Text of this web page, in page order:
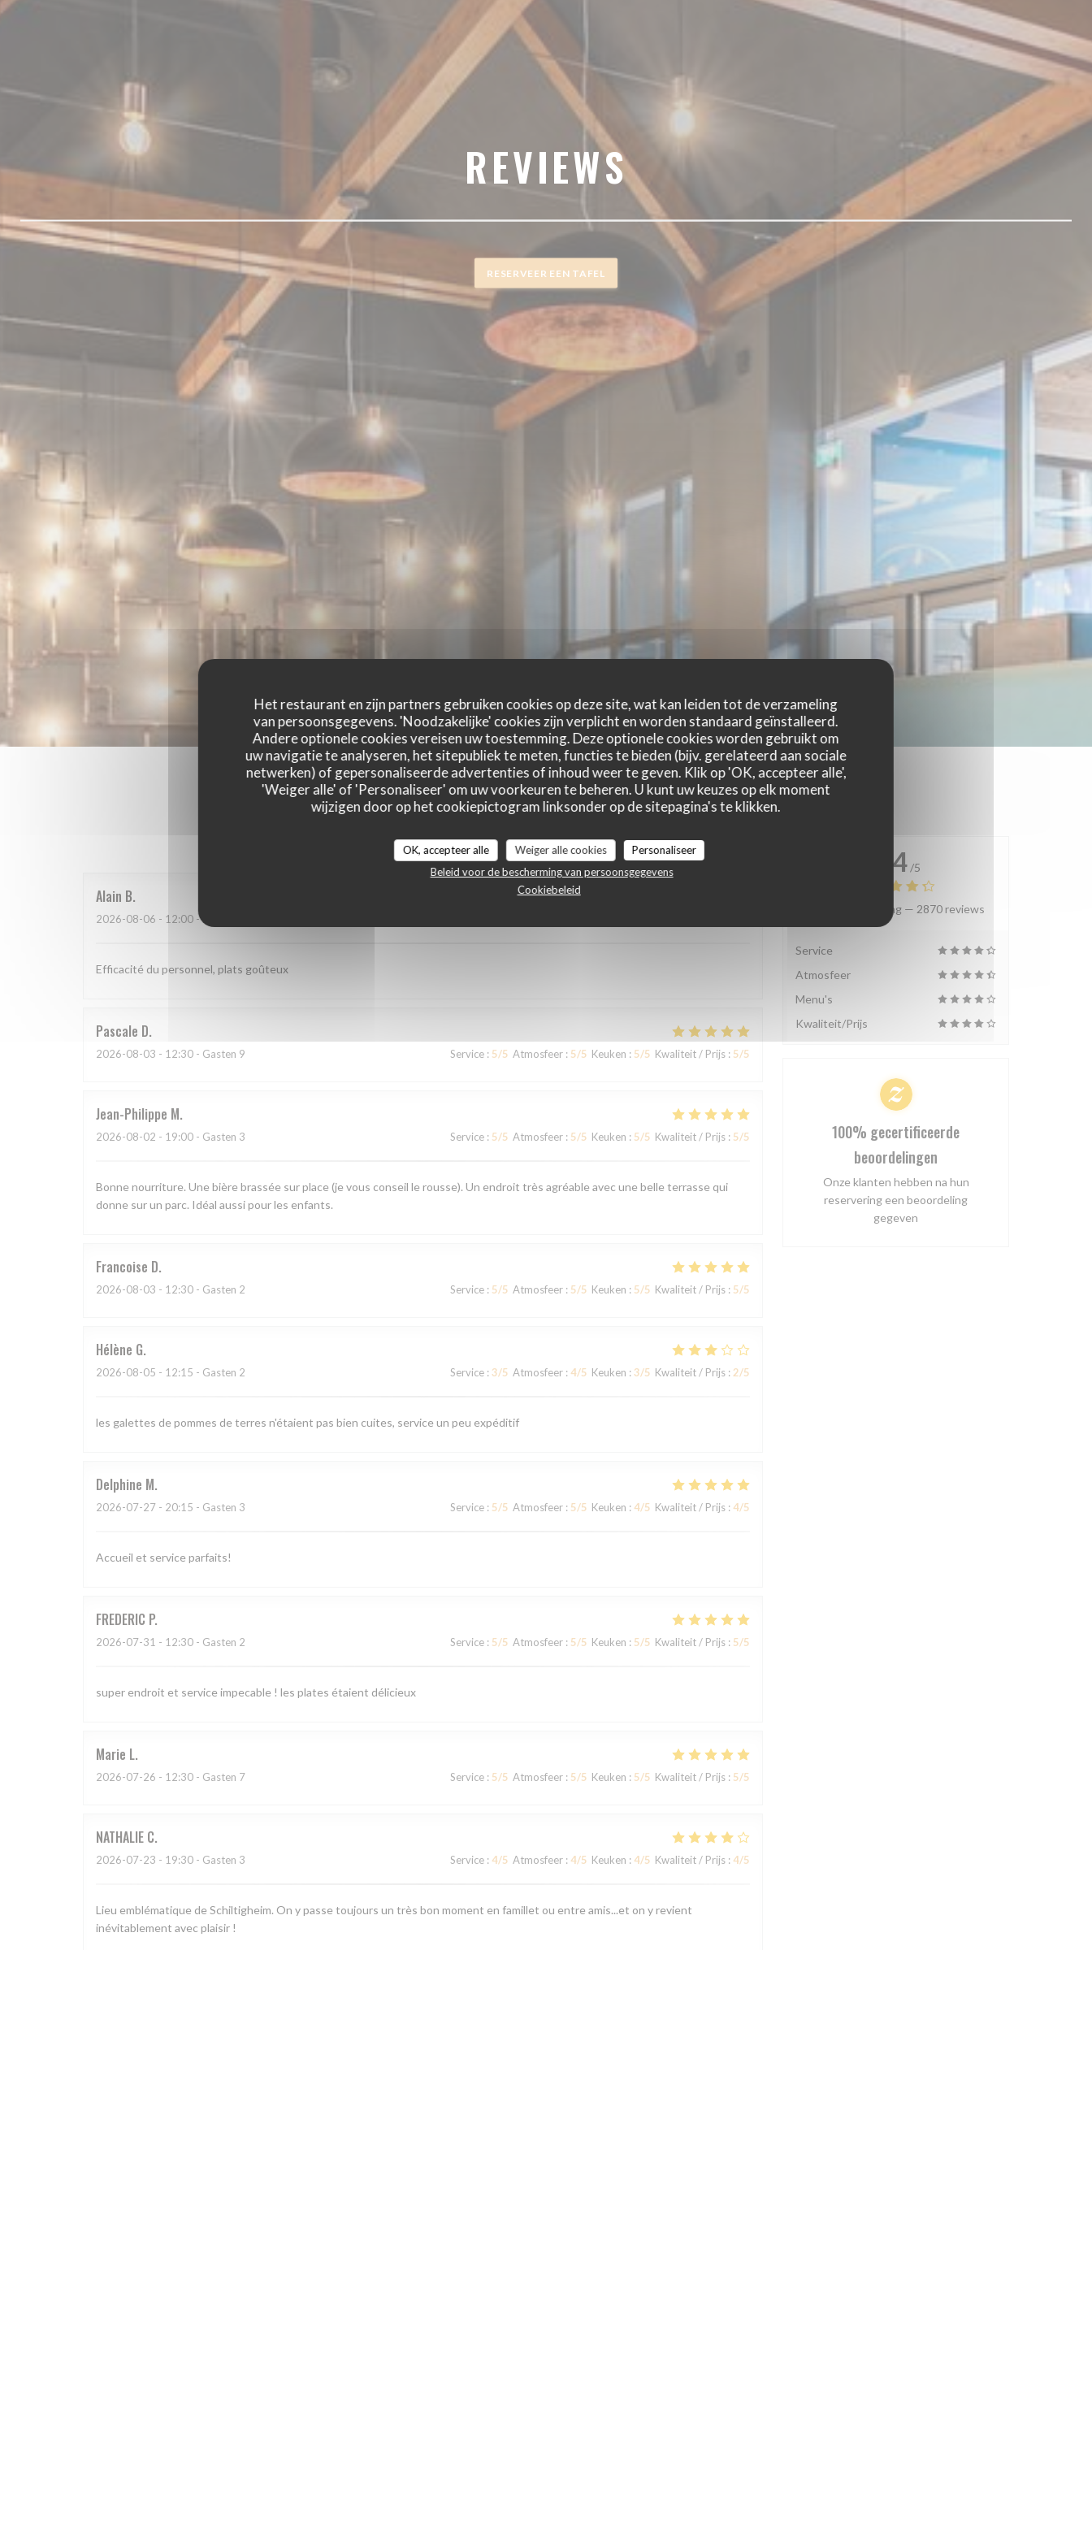
Het restaurant en zijn partners gebruiken cookies op deze site, wat kan leiden tot de verzameling
van persoonsgegevens. 'Noodzakelijke' cookies zijn verplicht en worden standaard geïnstalleerd.
Andere optionele cookies vereisen uw toestemming. Deze optionele cookies worden gebruikt om
uw navigatie te analyseren, het sitepubliek te meten, functies te bieden (bijv. gerelateerd aan sociale
netwerken) of gepersonaliseerde advertenties of inhoud weer te geven. Klik op 'OK, accepteer alle',
'Weiger alle' of 'Personaliseer' om uw voorkeuren te beheren. U kunt uw keuzes op elk moment
wijzigen door op het cookiepictogram linksonder op de sitepagina's te klikken.
OK, accepteer alle Weiger alle cookies
Personaliseer
Beleid voor de bescherming van persoonsgegevens
Cookiebeleid
REVIEWS
RESERVEER EEN TAFEL
Onze gastbeoordelingen
Alain B
2026-08-06 - 12:00 - Gasten 2
Efficacité du personnel, plats goûteux
Pascale D
2026-08-03 - 12:30 - Gasten 9 Service : 5/5 Atmosfeer : 5/5 Keuken : 5/5 Kwaliteit / Prijs : 5/5
Jean-Philippe M
2026-08-02 - 19:00 - Gasten 3 Service : 5/5 Atmosfeer : 5/5 Keuken : 5/5 Kwaliteit / Prijs : 5/5
Bonne nourriture. Une bière brassée sur place (je vous conseil le rousse). Un endroit très agréable avec une belle terrasse qui
donne sur un parc. Idéal aussi pour les enfants.
Francoise D
2026-08-03 - 12:30 - Gasten 2 Service : 5/5 Atmosfeer : 5/5 Keuken : 5/5 Kwaliteit / Prijs : 5/5
Hélène G
2026-08-05 - 12:15 - Gasten 2 Service : 3/5 Atmosfeer : 4/5 Keuken : 3/5 Kwaliteit / Prijs : 2/5
les galettes de pommes de terres n'étaient pas bien cuites, service un peu expéditif
Delphine M
2026-07-27 - 20:15 - Gasten 3 Service : 5/5 Atmosfeer : 5/5 Keuken : 4/5 Kwaliteit / Prijs : 4/5
Accueil et service parfaits!
FREDERIC P
2026-07-31 - 12:30 - Gasten 2 Service : 5/5 Atmosfeer : 5/5 Keuken : 5/5 Kwaliteit / Prijs : 5/5
super endroit et service impecable ! les plates étaient délicieux
Marie L
2026-07-26 - 12:30 - Gasten 7 Service : 5/5 Atmosfeer : 5/5 Keuken : 5/5 Kwaliteit / Prijs : 5/5
NATHALIE C
2026-07-23 - 19:30 - Gasten 3 Service : 4/5 Atmosfeer : 4/5 Keuken : 4/5 Kwaliteit / Prijs : 4/5
Lieu emblématique de Schiltigheim. On y passe toujours un très bon moment en famillet ou entre amis...et on y revient
inévitablement avec plaisir !
4.4 /5
Gemiddelde rating — 2870 reviews
Service
Atmosfeer
Menu's
Kwaliteit/Prijs
100% gecertificeerde
beoordelingen
Onze klanten hebben na hun
reservering een beoordeling
gegeven